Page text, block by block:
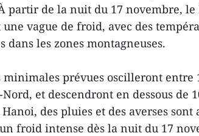
partir de la nuit du 17 novembre, le
vague de froid, avec des
dans les zones montagneuses.
prévues oscilleront entre
et descendront en dessous de
des pluies et des averses sont
froid intense dès la nuit du 17